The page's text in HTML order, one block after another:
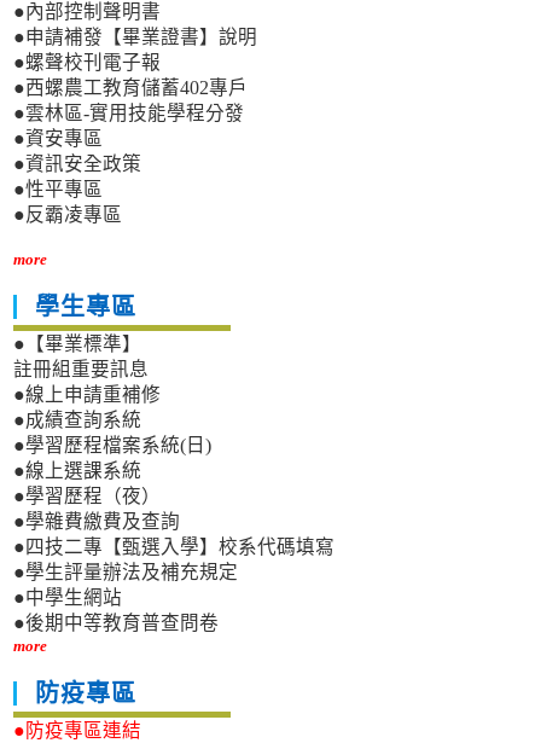
●內部控制聲明書
●申請補發【畢業證書】說明
●螺聲校刊電子報
●西螺農工教育儲蓄402專戶
●雲林區-實用技能學程分發
●資安專區
●資訊安全政策
●性平專區
●反霸凌專區
more
學生專區
●【畢業標準】
註冊組重要訊息
●線上申請重補修
●成績查詢系統
●學習歷程檔案系統(日)
●線上選課系統
●學習歷程（夜）
●學雜費繳費及查詢
●四技二專【甄選入學】校系代碼填寫
●學生評量辦法及補充規定
●中學生網站
●後期中等教育普查問卷
more
防疫專區
●防疫專區連結